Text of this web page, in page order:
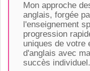
Mon approche
anglais, forgée
l'enseignement
progression
uniques de votre
d'anglais avec
succès individuel.